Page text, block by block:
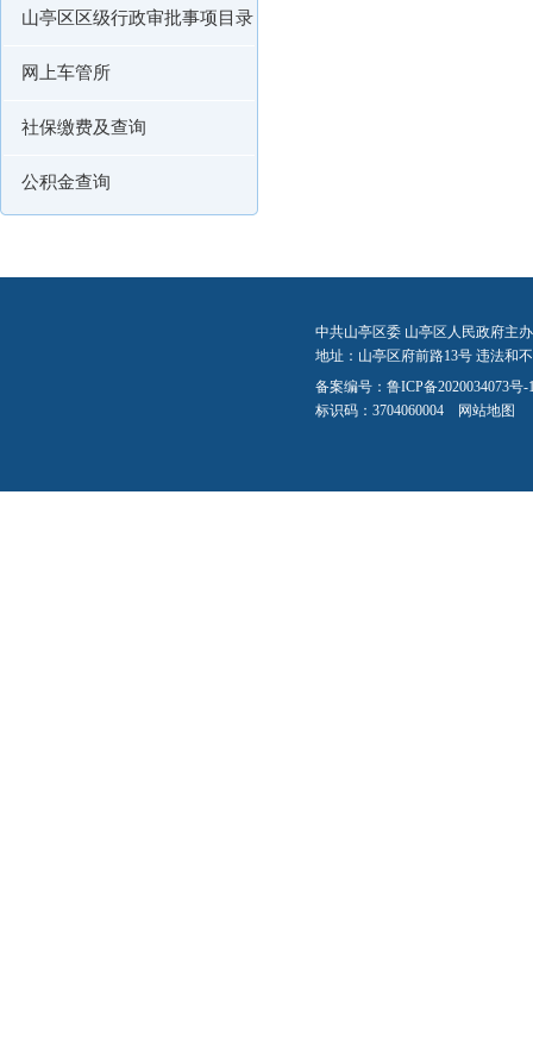
山亭区区级行政审批事项目录
网上车管所
社保缴费及查询
公积金查询
中共山亭区委 山亭区人民政府主
地址：山亭区府前路13号 违法和
备案编号： 鲁ICP备2020034073号-
标识码：3704060004 网站地图